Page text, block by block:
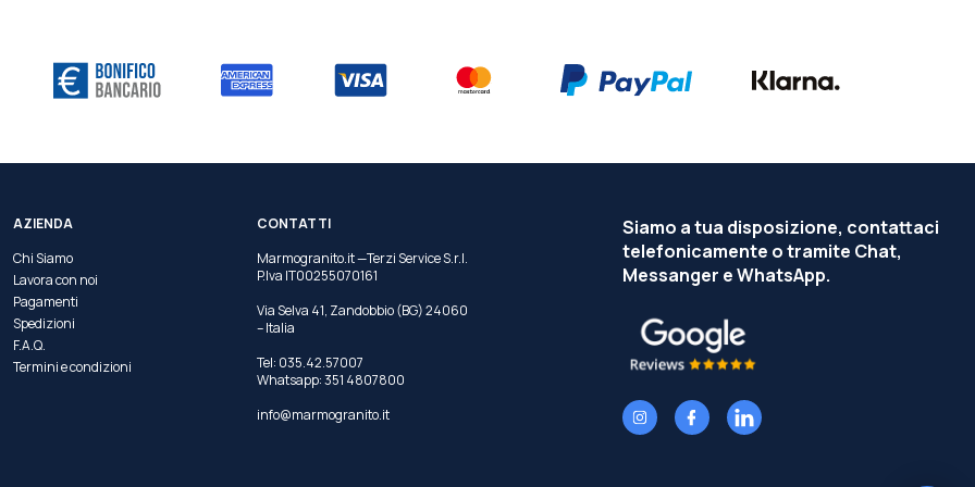
AZIENDA
Chi Siamo
Lavora con noi
Pagamenti
Spedizioni
F.A.Q.
Termini e condizioni
CONTATTI
Marmogranito.it —Terzi Service S.r.l.
P.Iva IT00255070161
Via Selva 41, Zandobbio (BG) 24060
– Italia
Tel: 035.42.57007
Whatsapp:351 4807800
info@marmogranito.it
Siamo a tua disposizione, contattaci
telefonicamente o tramite Chat,
Messanger e WhatsApp.